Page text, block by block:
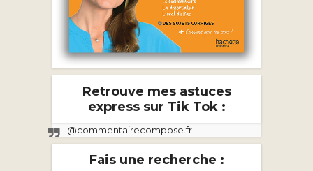
Retrouve mes astuces
express sur Tik Tok :
@commentairecompose.fr
Fais une recherche :